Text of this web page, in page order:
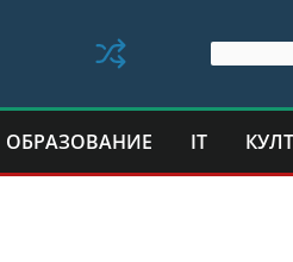
ОБРАЗОВАНИЕ IT